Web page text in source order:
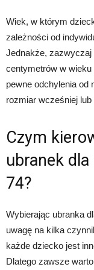
Wiek, w którym
zależności od
Jednakże, zazwyczaj
centymetrów w wieku
pewne odchylenia od
rozmiar wcześniej lub
Czym
ubranek
74?
Wybierając ubranka
uwagę na kilka
każde dziecko jest
Dlatego zawsze